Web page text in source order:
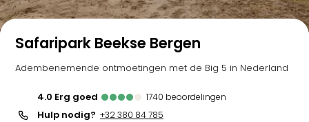
Safaripark Beekse Bergen
Adembenemende ontmoetingen met de Big 5 in Nederland
4.0 erg goed 1740 beoordelingen
Hulp nodig? +32 380 84 785